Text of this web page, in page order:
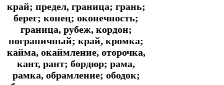
край; предел, граница; грань;
берег; конец; оконечность;
граница, рубеж, кордон;
пограничный; край, кромка;
кайма, окаймление, оторочка,
кант, рант; бордюр; рама,
рамка, обрамление; ободок;